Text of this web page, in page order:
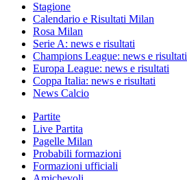
Stagione
Calendario e Risultati Milan
Rosa Milan
Serie A: news e risultati
Champions League: news e risultati
Europa League: news e risultati
Coppa Italia: news e risultati
News Calcio
Partite
Live Partita
Pagelle Milan
Probabili formazioni
Formazioni ufficiali